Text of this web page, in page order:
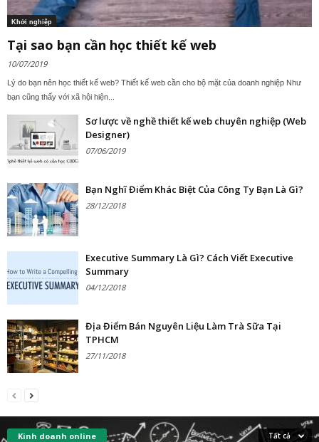
Khởi nghiệp
Tại sao bạn cần học thiết kế web
10/07/2019
Lý do bạn nên học thiết kế web? Thiết kế web cần cho bộ mặt của doanh nghiệp Như
bạn cũng thấy với xã hội hiện...
Sơ lược về nghề thiết kế web chuyên nghiệp (Web
Designer)
07/06/2019
Bạn Nghĩ Điểm Khác Biệt Của Công Ty Bạn Là Gì?
28/12/2018
Executive Summary Là Gì? Cách Viết Executive
Summary
04/12/2018
Địa Điểm Bán Nguyên Liệu Làm Trà Sữa Tại
TPHCM
27/11/2018
Kinh doanh online Tất cả